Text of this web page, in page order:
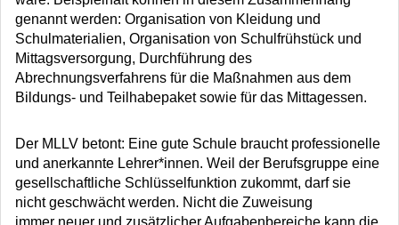
genannt werden: Organisation von Kleidung und
Schulmaterialien, Organisation von Schulfrühstück und
Mittagsversorgung, Durchführung des
Abrechnungsverfahrens für die Maßnahmen aus dem
Bildungs- und Teilhabepaket sowie für das Mittagessen.
Der MLLV betont: Eine gute Schule braucht professionelle
und anerkannte Lehrer*innen. Weil der Berufsgruppe eine
gesellschaftliche Schlüsselfunktion zukommt, darf sie
nicht geschwächt werden. Nicht die Zuweisung